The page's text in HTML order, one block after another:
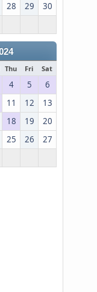
28 29
30
Thu Fri Sat
4 5
6
11 12
13
18 19
20
25 26
27